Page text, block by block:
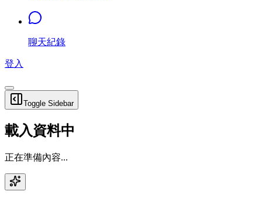
聊天紀錄
登入
Toggle Sidebar
載入資料中
正在準備內容...